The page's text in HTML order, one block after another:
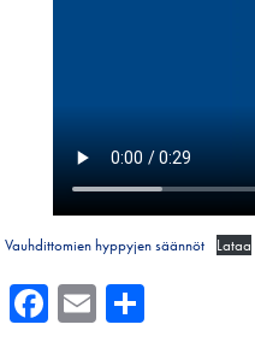
Vauhdittomien hyppyjen säännöt Lataa
Facebook
Email